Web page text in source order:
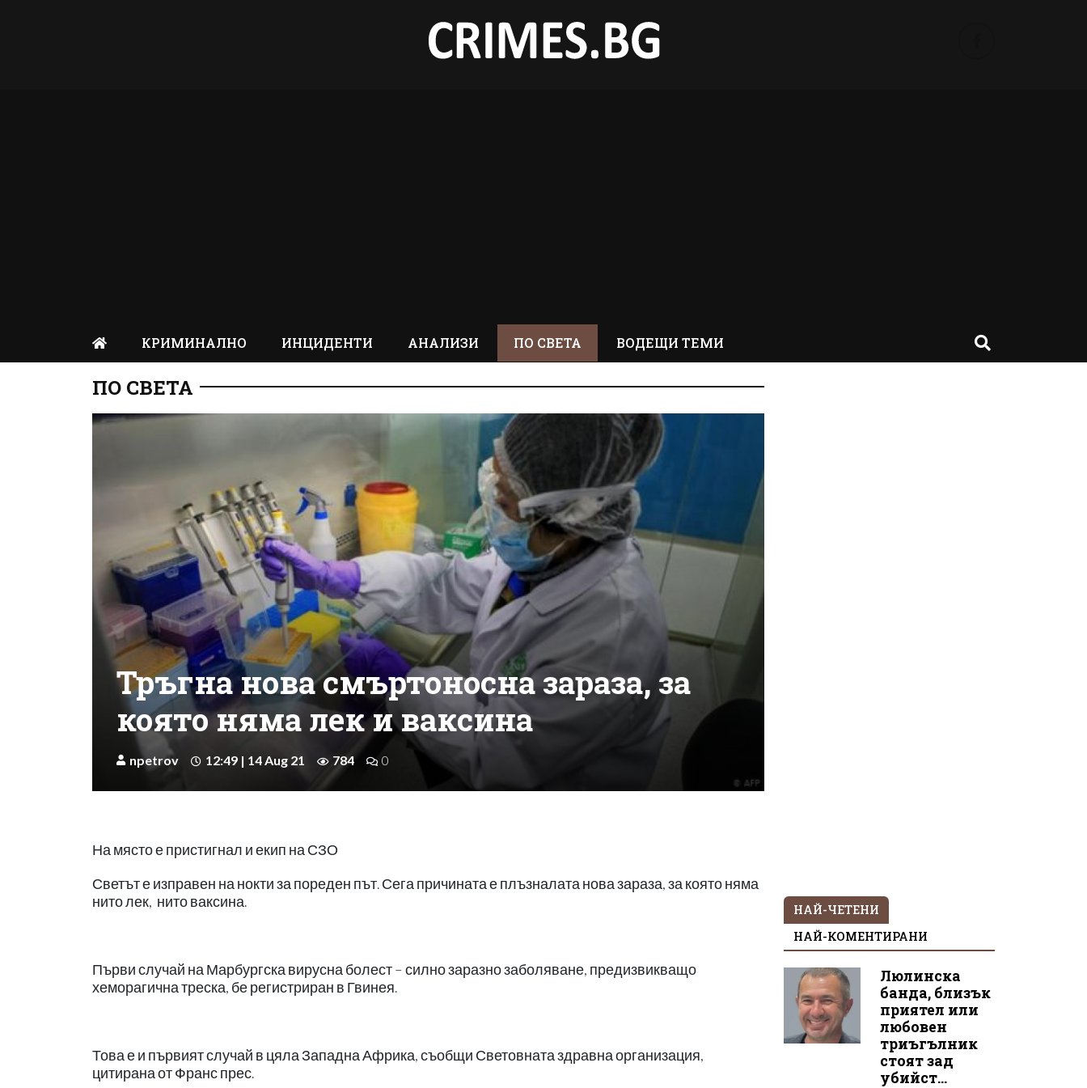
КРИМИНАЛНО ИНЦИДЕНТИ АНАЛИЗИ ПО СВЕТА ВОДЕЩИ ТЕМИ
ПО СВЕТА
Тръгна нова смъртоносна зараза, за
която няма лек и ваксина
npetrov 12:49 | 14 Aug 21 784 0
На място е пристигнал и екип на СЗО
Светът е изправен на нокти за пореден път. Сега причината е плъзналата нова зараза, за която няма
нито лек, нито ваксина.
Първи случай на Марбургска вирусна болест – силно заразно заболяване, предизвикващо
хеморагична треска, бе регистриран в Гвинея.
Това е и първият случай в цяла Западна Африка, съобщи Световната здравна организация,
цитирана от Франс прес.
НАЙ-ЧЕТЕНИ
НАЙ-КОМЕНТИРАНИ
Люлинска
банда, близък
приятел или
любовен
триъгълник
стоят зад
убийст...